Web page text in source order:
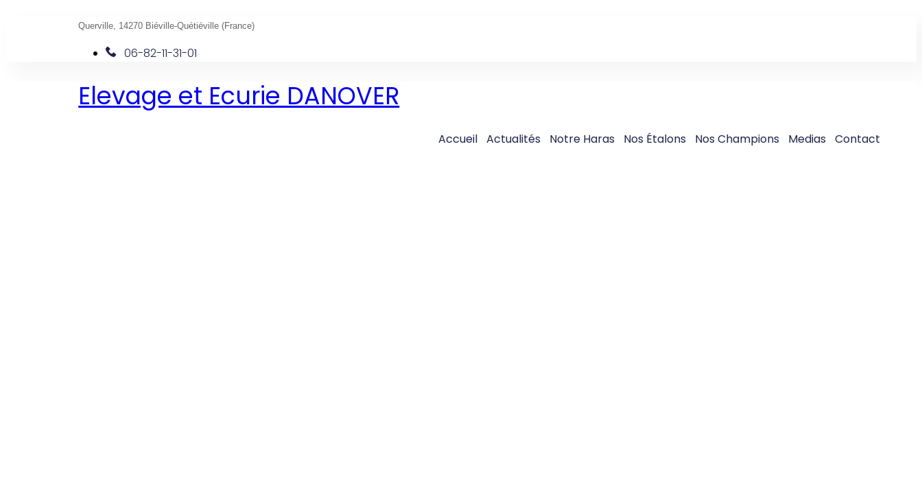
Querville, 14270 Biéville-Quétiéville (France)
06-82-11-31-01
Elevage et Ecurie DANOVER
Accueil Actualités Notre Haras Nos Étalons Nos Champions Medias Contact